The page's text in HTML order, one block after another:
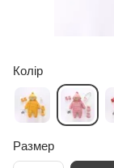
Колір
Размер